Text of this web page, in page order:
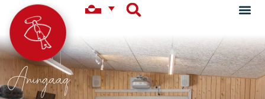
Aningaaq